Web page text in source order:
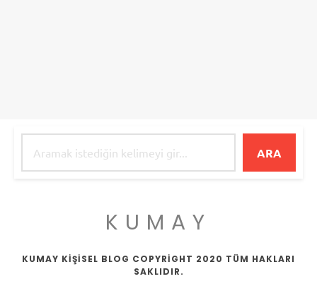
ARA
KUMAY
KUMAY KİŞİSEL BLOG COPYRİGHT 2020 TÜM HAKLARI
SAKLIDIR.